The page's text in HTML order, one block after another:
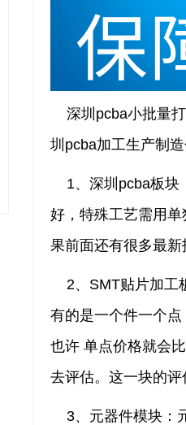
深圳pcba小批量打
圳pcba加工生产制
1、深圳pcba板块
好，特殊工艺需用
果前面还有很多最
2、SMT贴片加工
有的是一个件一个
也许 单点价格就会
去评估。这一块的
3、元器件模块：